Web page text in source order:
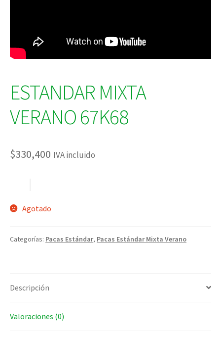
ESTANDAR MIXTA
VERANO 67K68
$330,400 IVA incluido
Agotado
Categorías: Pacas Estándar, Pacas Estándar Mixta Verano
Descripción
Valoraciones (0)